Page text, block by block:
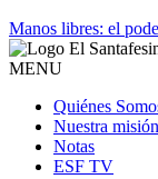
Manos libres: el
MENU
Quiénes
Nuestra misión
Notas
ESF TV